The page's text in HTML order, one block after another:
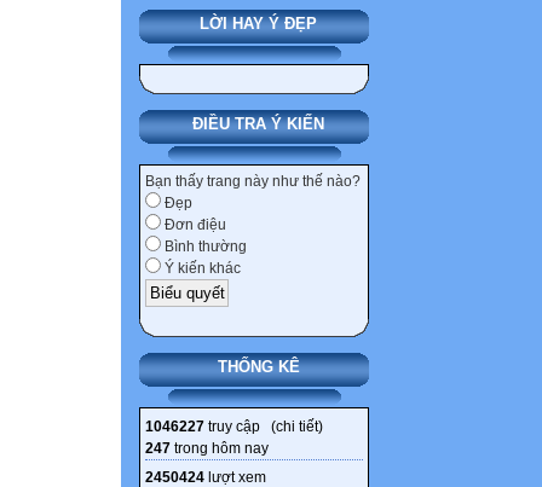
LỜI HAY Ý ĐẸP
ĐIỀU TRA Ý KIẾN
Bạn thấy trang này như thế nào?
Đẹp
Đơn điệu
Bình thường
Ý kiến khác
THỐNG KÊ
1046227 truy cập (chi tiết)
247 trong hôm nay
2450424 lượt xem